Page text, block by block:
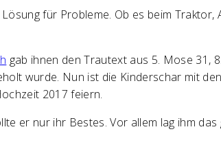
Lösung für Probleme. Ob es beim
gab ihnen den Trautext aus 5. Mose 31,
wurde. Nun ist die Kinderschar mit
2017 feiern.
er nur ihr Bestes. Vor allem lag ihm